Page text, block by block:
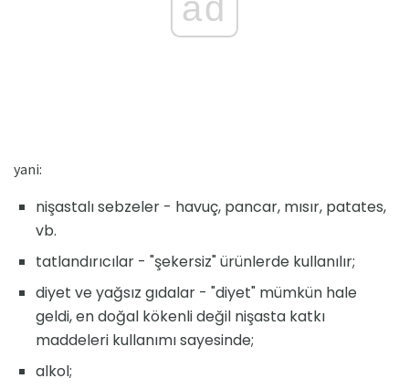
ad
yani:
nişastalı sebzeler - havuç, pancar, mısır, patates,
vb.
tatlandırıcılar - "şekersiz" ürünlerde kullanılır;
diyet ve yağsız gıdalar - "diyet" mümkün hale
geldi, en doğal kökenli değil nişasta katkı
maddeleri kullanımı sayesinde;
alkol;